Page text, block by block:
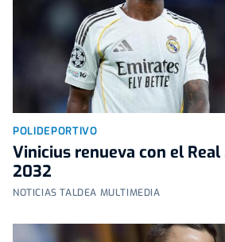
POLIDEPORTIVO
Vinicius renueva con el
2032
NOTICIAS TALDEA MULTIMEDIA